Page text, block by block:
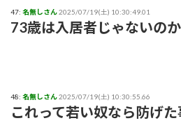
47: 名無しさん2025/07/19(土) 10:30:49.01
73歳は入居者じゃないのか
48: 名無しさん2025/07/19(土) 10:30:55.66
これって若い奴なら防げ